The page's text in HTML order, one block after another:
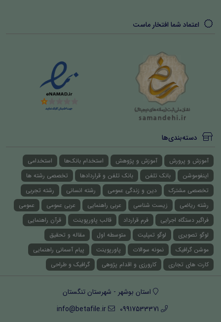
اعتماد شما افتخار ماست
دسته‌بندی‌ها
آموزش و پرورش آموزش و پژوهش استخدام بانک‌ها
استخدامی
اینفوموشن
بانک تلفن بانک تلفن و قراردادها
تخصصی رشته ها
تخصصی مشترک
دین و زندگی عمومی رشته انسانی
رشته تجربی
رشته ریاضی
زیست شناسی عربی راهنمایی عربی عمومی
عمومی
فراگیر دستگاه اجرایی
فرم قرارداد قالب پاورپوینت
قرآن راهنمایی
لوگو تصویری
لوگو تمپلیت متوسطه اول
مقاله و تحقیق
موشن گرافیک
نمونه سوالات پاورپوینت
پیام آسمانی راهنمایی
کارت های تجاری
کارورزی و اقدام پژوهی گرافیک و طراحی
استان بوشهر - شهرستان تنگستان
09917533371
info@betafile.ir